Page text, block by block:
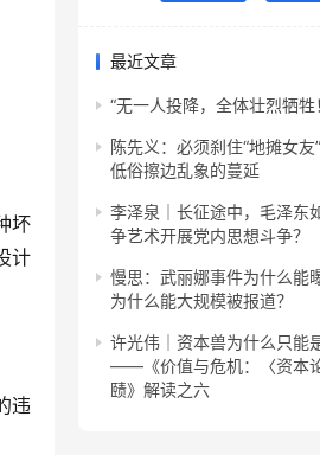
坏
计
违
最近文章
“无一人投降，全体壮烈牺牲
陈先义：必须刹住“地摊女友
低俗擦边乱象的蔓延
李泽泉｜长征途中，毛泽东
争艺术开展党内思想斗争？
慢思：武丽娜事件为什么能
为什么能大规模被报道？
许光伟｜资本兽为什么只能
——《价值与危机：〈资本
赜》解读之六